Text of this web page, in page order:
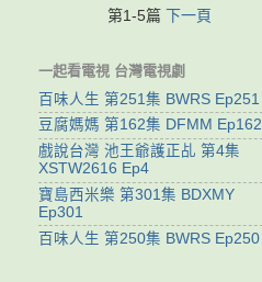
第1-5篇 下一頁
一起看電視 台灣電視劇
百味人生 第251集 BWRS Ep251
豆腐媽媽 第162集 DFMM Ep162
戲說台灣 池王爺護正乩 第4集
XSTW2616 Ep4
寶島西米樂 第301集 BDXMY
Ep301
百味人生 第250集 BWRS Ep250